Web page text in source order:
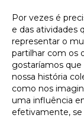
Por vezes é
e das atividades
representar o
partilhar com os
gostaríamos
nossa história
como nos
uma influência
efetivamente,